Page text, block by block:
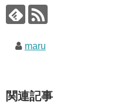
maru
関連記事